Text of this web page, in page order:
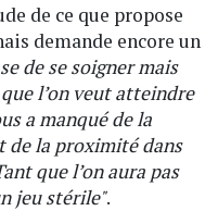
de ce que propose
demande encore un
de se soigner mais
l’on veut atteindre
a manqué de la
de la proximité dans
que l’on aura pas
jeu stérile".